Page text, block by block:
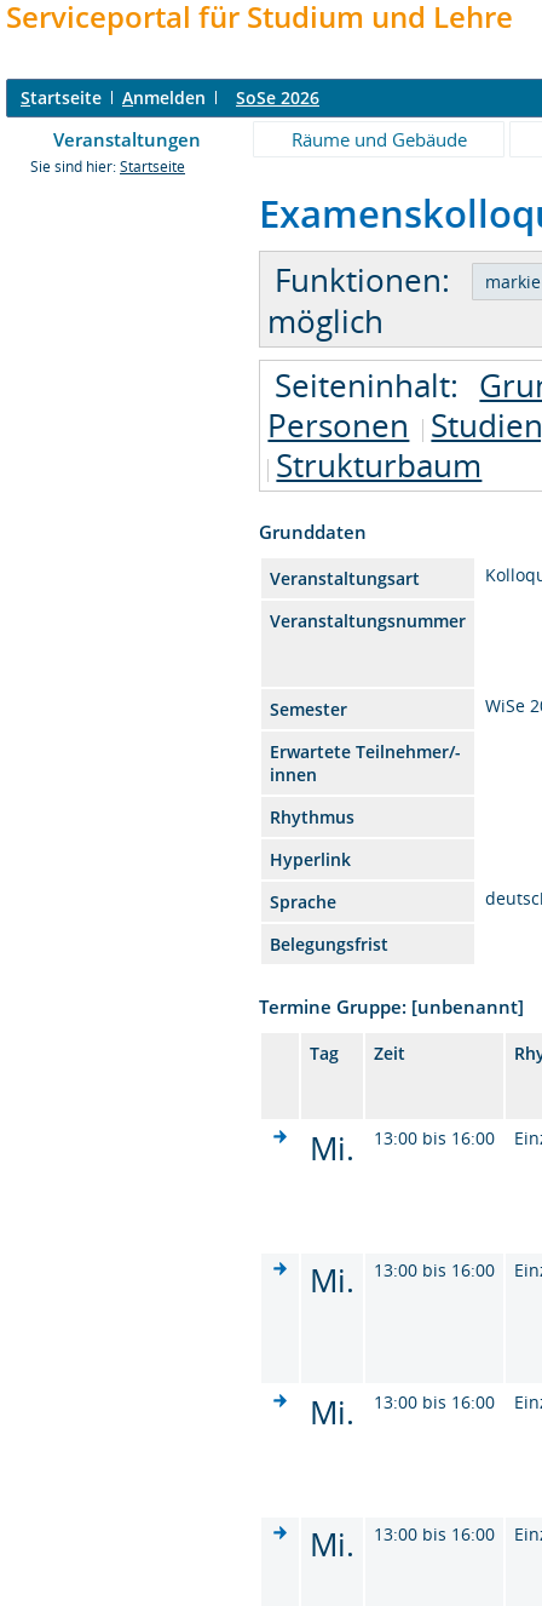
Serviceportal für Studium und Lehre
Startseite Anmelden SoSe 2026
Veranstaltungen Räume und Gebäude
Sie sind hier: Startseite
Funktionen:
möglich
Seiteninhalt:
Personen
Strukturbaum
Grunddaten
Veranstaltungsart
Veranstaltungsnummer
Semester
WiSe
Erwartete Teilnehmer/-
innen
Rhythmus
Hyperlink
Sprache
Belegungsfrist
Termine Gruppe: [unbenannt]
Tag Zeit
Mi. 13:00 bis 16:00
Mi. 13:00 bis 16:00
Mi. 13:00 bis 16:00
Mi. 13:00 bis 16:00